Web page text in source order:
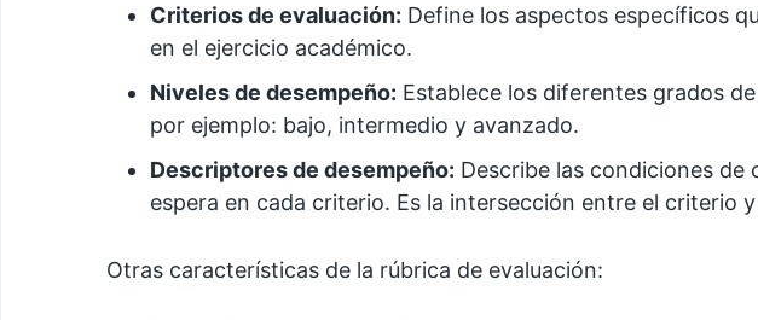
Criterios de evaluación: Define los aspectos específicos
en el ejercicio académico.
Niveles de desempeño: Establece los diferentes grados
por ejemplo: bajo, intermedio y avanzado.
Descriptores de desempeño: Describe las condiciones de
espera en cada criterio. Es la intersección entre el criterio
Otras características de la rúbrica de evaluación: